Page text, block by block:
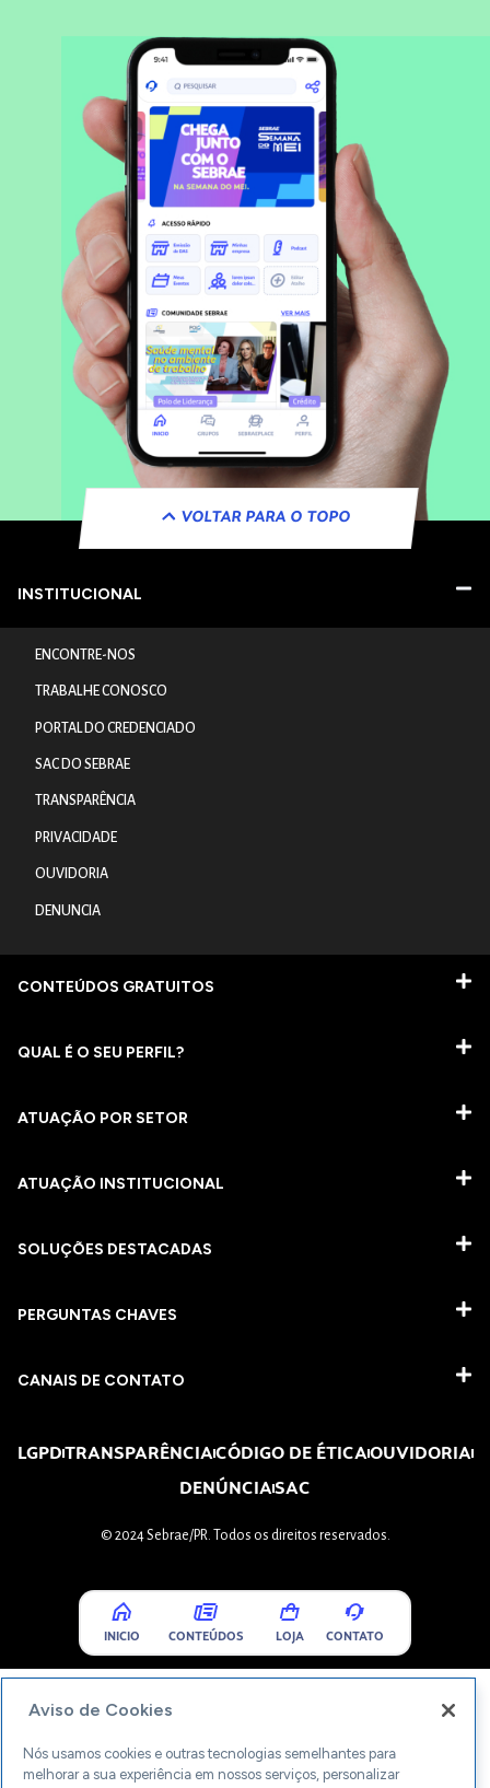
VOLTAR PARA O TOPO
INSTITUCIONAL
ENCONTRE-NOS
TRABALHE CONOSCO
PORTAL DO CREDENCIADO
SAC DO SEBRAE
TRANSPARÊNCIA
PRIVACIDADE
OUVIDORIA
DENUNCIA
CONTEÚDOS GRATUITOS
QUAL É O SEU PERFIL?
ATUAÇÃO POR SETOR
ATUAÇÃO INSTITUCIONAL
SOLUÇÕES DESTACADAS
PERGUNTAS CHAVES​
CANAIS DE CONTATO
LGPDTRANSPARÊNCIACÓDIGO DE ÉTICAOUVIDORIA
DENÚNCIASAC
© 2024 Sebrae/PR. Todos os direitos reservados.
INICIO CONTEÚDOS LOJA CONTATO
Aviso de Cookies
Nós usamos cookies e outras tecnologias semelhantes para
melhorar a sua experiência em nossos serviços, personalizar